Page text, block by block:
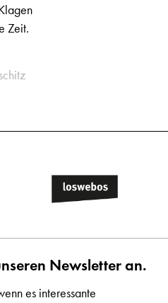
Zeit.
Newsletter an.
es interessante